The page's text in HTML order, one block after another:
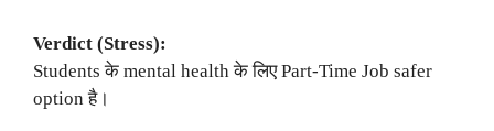
Verdict (Stress):
Students के mental health के लिए Part-Time Job safer
option है।